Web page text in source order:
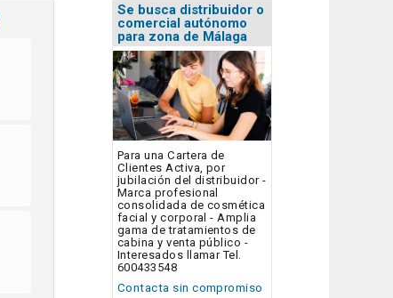
Se busca distribuidor o
comercial autónomo
para zona de Málaga
Para una Cartera de
Clientes Activa, por
jubilación del distribuidor -
Marca profesional
consolidada de cosmética
facial y corporal - Amplia
gama de tratamientos de
cabina y venta público -
Interesados llamar Tel.
600433548
Contacta sin compromiso